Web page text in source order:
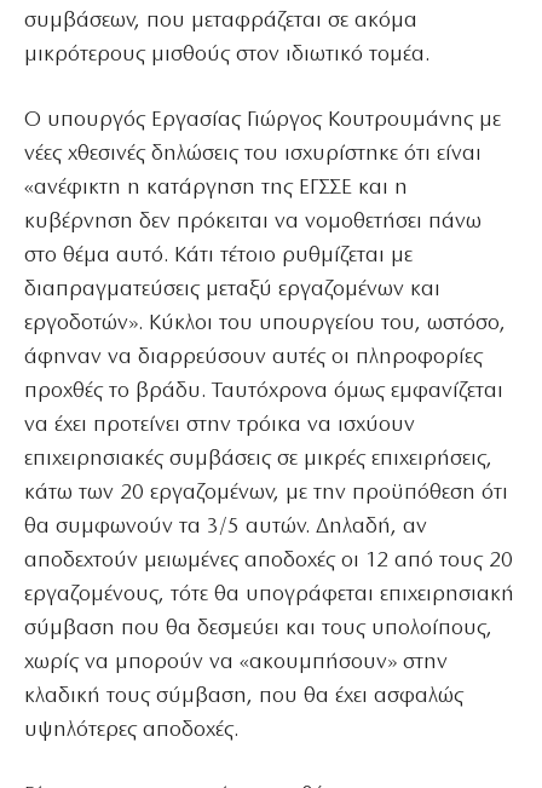
συμβάσεων, που μεταφράζεται σε ακόμα
μικρότερους μισθούς στον ιδιωτικό τομέα.
Ο υπουργός Εργασίας Γιώργος Κουτρουμάνης με
νέες χθεσινές δηλώσεις του ισχυρίστηκε ότι είναι
«ανέφικτη η κατάργηση της ΕΓΣΣΕ και η
κυβέρνηση δεν πρόκειται να νομοθετήσει πάνω
στο θέμα αυτό. Κάτι τέτοιο ρυθμίζεται με
διαπραγματεύσεις μεταξύ εργαζομένων και
εργοδοτών». Κύκλοι του υπουργείου του, ωστόσο,
άφηναν να διαρρεύσουν αυτές οι πληροφορίες
προχθές το βράδυ. Ταυτόχρονα όμως εμφανίζεται
να έχει προτείνει στην τρόικα να ισχύουν
επιχειρησιακές συμβάσεις σε μικρές επιχειρήσεις,
κάτω των 20 εργαζομένων, με την προϋπόθεση ότι
θα συμφωνούν τα 3/5 αυτών. Δηλαδή, αν
αποδεχτούν μειωμένες αποδοχές οι 12 από τους 20
εργαζομένους, τότε θα υπογράφεται επιχειρησιακή
σύμβαση που θα δεσμεύει και τους υπολοίπους,
χωρίς να μπορούν να «ακουμπήσουν» στην
κλαδική τους σύμβαση, που θα έχει ασφαλώς
υψηλότερες αποδοχές.